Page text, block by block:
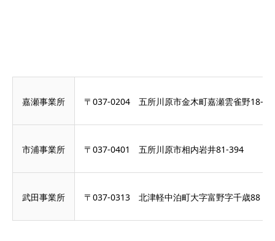
嘉瀬事業所 〒037-0204 五所川原市金木町嘉瀬雲雀野18-1
市浦事業所 〒037-0401 五所川原市相内岩井81-394
武田事業所 〒037-0313 北津軽中泊町大字富野字千歳88